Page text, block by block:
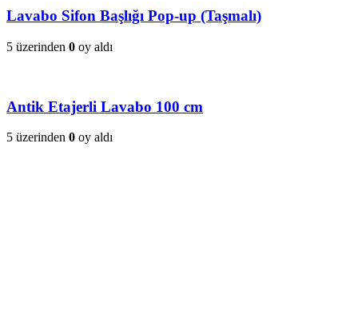
Lavabo Sifon Başlığı Pop-up (Taşmalı)
5 üzerinden 0 oy aldı
Antik Etajerli Lavabo 100 cm
5 üzerinden 0 oy aldı